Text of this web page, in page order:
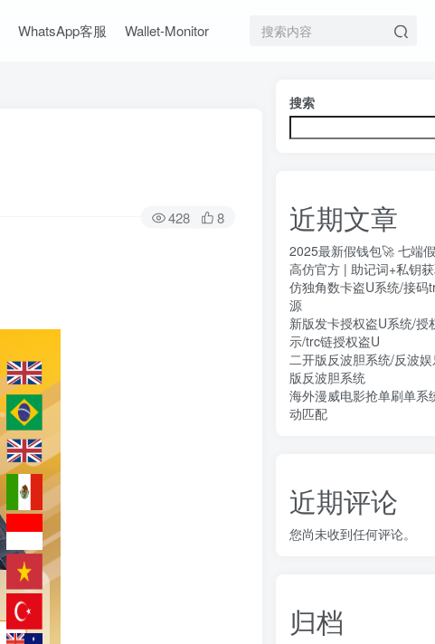
WhatsApp客服 Wallet-Monitor
428 8
搜索
近期文章
2025最新假钱包🚀 七端
高仿官方 | 助记词+私钥
仿独角数卡盗U系统/接码
源
新版发卡授权盗U系统/授
示/trc链授权盗U
二开版反波胆系统/反波
版反波胆系统
海外漫威电影抢单刷单系
动匹配
近期评论
您尚未收到任何评论。
归档